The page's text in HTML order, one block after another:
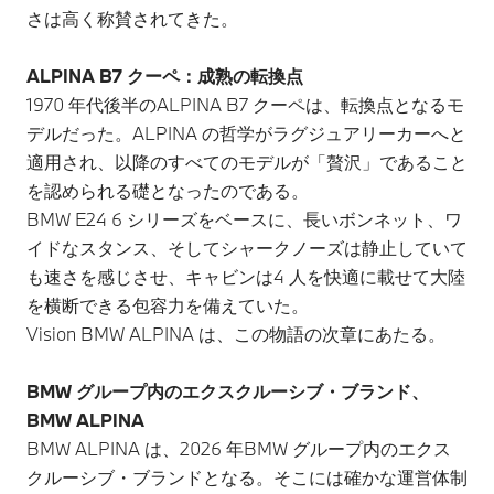
さは高く称賛されてきた。
ALPINA B7 クーペ：成熟の転換点
1970 年代後半のALPINA B7 クーペは、転換点となるモ
デルだった。ALPINA の哲学がラグジュアリーカーへと
適用され、以降のすべてのモデルが「贅沢」であること
を認められる礎となったのである。
BMW E24 6 シリーズをベースに、長いボンネット、ワ
イドなスタンス、そしてシャークノーズは静止していて
も速さを感じさせ、キャビンは4 人を快適に載せて大陸
を横断できる包容力を備えていた。
Vision BMW ALPINA は、この物語の次章にあたる。
BMW グループ内のエクスクルーシブ・ブランド、
BMW ALPINA
BMW ALPINA は、2026 年BMW グループ内のエクス
クルーシブ・ブランドとなる。そこには確かな運営体制